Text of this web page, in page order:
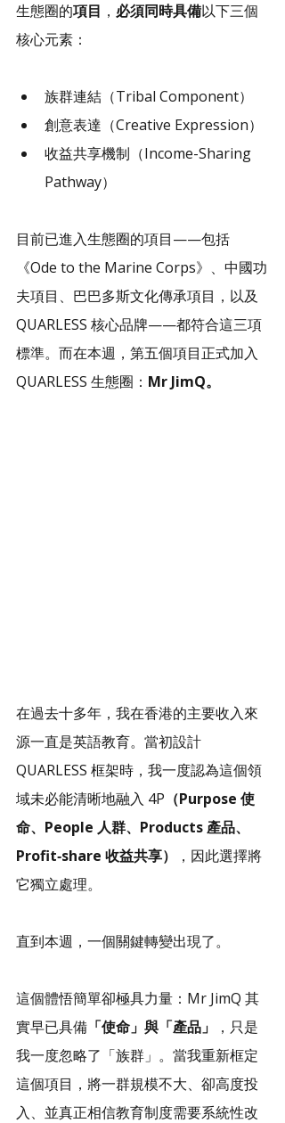
生態圈的項目 ， 必須同時具備以下三個
核心元素：
族群連結（Tribal Component）
創意表達（Creative Expression）
收益共享機制（Income-Sharing
Pathway）
目前已進入生態圈的項目——包括
《Ode to the Marine Corps》、中國功
夫項目、巴巴多斯文化傳承項目，以及
QUARLESS 核心品牌——都符合這三項
標準。而在本週，第五個項目正式加入
QUARLESS 生態圈： Mr JimQ。
在過去十多年，我在香港的主要收入來
源一直是英語教育。當初設計
QUARLESS 框架時，我一度認為這個領
域未必能清晰地融入 4P （Purpose 使
命、People 人群、Products 產品、
Profit‑share 收益共享）
，因此選擇將
它獨立處理。
直到本週，一個關鍵轉變出現了。
這個體悟簡單卻極具力量：Mr JimQ 其
實早已具備 「使命」與「產品」
，只是
我一度忽略了「族群」。當我重新框定
這個項目，將一群規模不大、卻高度投
入、並真正相信教育制度需要系統性改